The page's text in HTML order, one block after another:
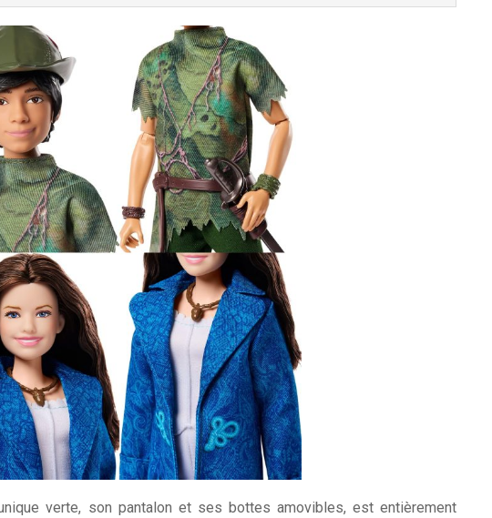
verte, son pantalon et ses bottes amovibles, est entièrement